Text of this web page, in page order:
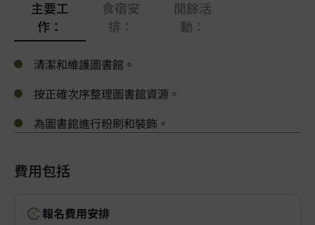
主要工
作：
食宿安
排：
閒餘活
動：
清潔和維護圖書館。
按正確次序整理圖書館資源。
為圖書館進行粉刷和裝飾。
費用包括
報名費用安排